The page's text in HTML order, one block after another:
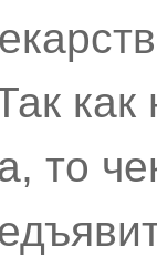
как
то